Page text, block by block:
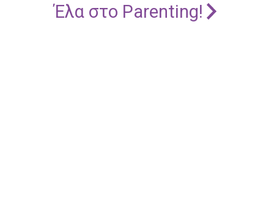
Έλα στο Parenting!